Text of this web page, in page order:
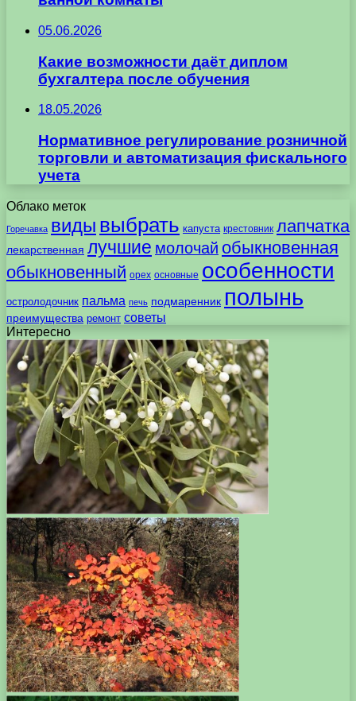
05.06.2026
Какие возможности даёт диплом
бухгалтера после обучения
18.05.2026
Нормативное регулирование розничной
торговли и автоматизация фискального
учета
Облако меток
Горечавка виды выбрать капуста крестовник лапчатка
лекарственная лучшие молочай обыкновенная
обыкновенный орех основные особенности
остролодочник пальма печь подмаренник полынь
преимущества ремонт советы
Интересно